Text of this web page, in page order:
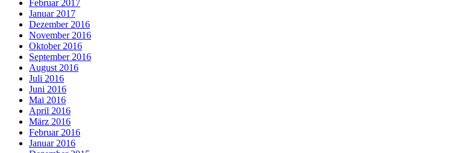
Februar 2017
Januar 2017
Dezember 2016
November 2016
Oktober 2016
September 2016
August 2016
Juli 2016
Juni 2016
Mai 2016
April 2016
März 2016
Februar 2016
Januar 2016